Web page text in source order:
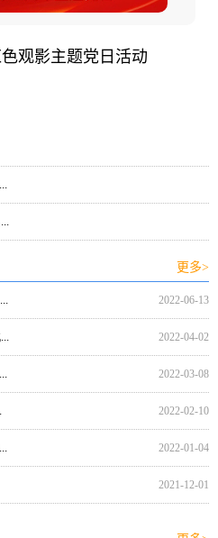
观影主题党日活动
更多>
2022-06-13
2022-04-02
2022-03-08
2022-02-10
2022-01-04
2021-12-01